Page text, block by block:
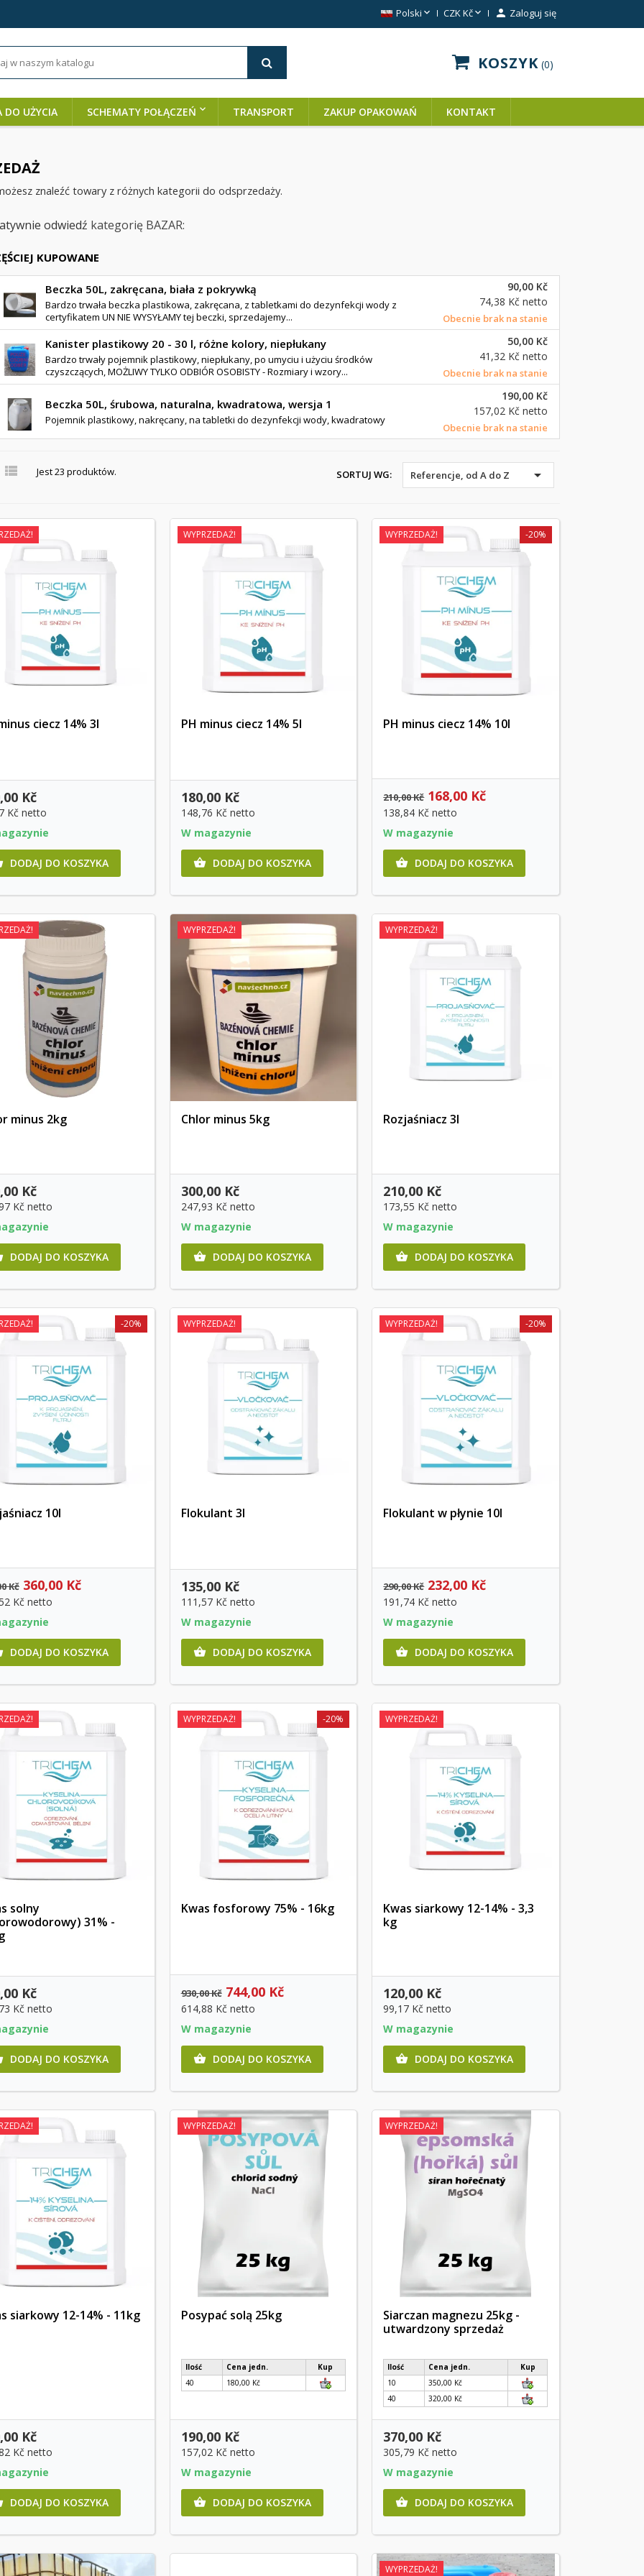
Polski  CZK Kč  Zaloguj się
KOSZYK 0
DO UŻYCIA SCHEMATY POŁĄCZEŃ TRANSPORT ZAKUP OPAKOWAŃ KONTAKT
znaleźć towary z różnych kategorii do odsprzedaży.
odwiedź kategorię BAZAR:
KUPOWANE
Beczka 50L, zakręcana, biała z pokrywką
Bardzo trwała beczka plastikowa, zakręcana, z tabletkami do dezynfekcji wody z
certyfikatem UN NIE WYSYŁAMY tej beczki, sprzedajemy...
90,00 Kč
74,38 Kč netto
Obecnie brak na stanie
Kanister plastikowy 20 - 30 l, różne kolory, niepłukany
Bardzo trwały pojemnik plastikowy, niepłukany, po umyciu i użyciu środków
czyszczących, MOŻLIWY TYLKO ODBIÓR OSOBISTY - Rozmiary i wzory...
50,00 Kč
41,32 Kč netto
Obecnie brak na stanie
Beczka 50L, śrubowa, naturalna, kwadratowa, wersja 1
Pojemnik plastikowy, nakręcany, na tabletki do dezynfekcji wody, kwadratowy
190,00 Kč
157,02 Kč netto
Obecnie brak na stanie
 Jest 23 produktów. SORTUJ WG: Referencje, od A do Z 
ciecz 14% 3l
Kč
Kč netto
DODAJ DO KOSZYKA
WYPRZEDAŻ!
PH minus ciecz 14% 5l
180,00 Kč
148,76 Kč netto
W magazynie
 DODAJ DO KOSZYKA
WYPRZEDAŻ!
PH minus ciecz 14% 10l
210,00 Kč
-20%
168,00 Kč
138,84 Kčnetto
W magazynie
 DODAJ DO KOSZYKA
minus 2kg
Kč
Kč netto
DODAJ DO KOSZYKA
WYPRZEDAŻ!
Chlor minus 5kg
300,00 Kč
247,93 Kč netto
W magazynie
 DODAJ DO KOSZYKA
WYPRZEDAŻ!
Rozjaśniacz 3l
210,00 Kč
173,55 Kčnetto
W magazynie
 DODAJ DO KOSZYKA
10l
Kč
-20%
360,00 Kč
Kč netto
DODAJ DO KOSZYKA
WYPRZEDAŻ!
Flokulant 3l
135,00 Kč
111,57 Kč netto
W magazynie
 DODAJ DO KOSZYKA
WYPRZEDAŻ!
Flokulant w płynie 10l
290,00 Kč
-20%
232,00 Kč
191,74 Kčnetto
W magazynie
 DODAJ DO KOSZYKA
Szybki podgląd
solny
31% -
Kč
Kč netto
DODAJ DO KOSZYKA
WYPRZEDAŻ!
Kwas fosforowy 75% - 16kg
930,00 Kč
-20%
744,00 Kč
614,88 Kč netto
W magazynie
 DODAJ DO KOSZYKA
WYPRZEDAŻ!
Kwas siarkowy 12-14% - 3,3
kg
120,00 Kč
99,17 Kčnetto
W magazynie
 DODAJ DO KOSZYKA
siarkowy 12-14% - 11kg
Kč
Kč netto
DODAJ DO KOSZYKA
WYPRZEDAŻ!
Posypać solą 25kg
Ilość Cena jedn.
Kup
40
180,00 Kč
190,00 Kč
157,02 Kč netto
W magazynie
 DODAJ DO KOSZYKA
WYPRZEDAŻ!
Szybki podgląd
Siarczan magnezu 25kg -
utwardzony sprzedaż
Ilość Cena jedn.
Kup
10
350,00 Kč
40
320,00 Kč
370,00 Kč
305,79 Kčnetto
W magazynie
 DODAJ DO KOSZYKA
WYPRZEDAŻ!